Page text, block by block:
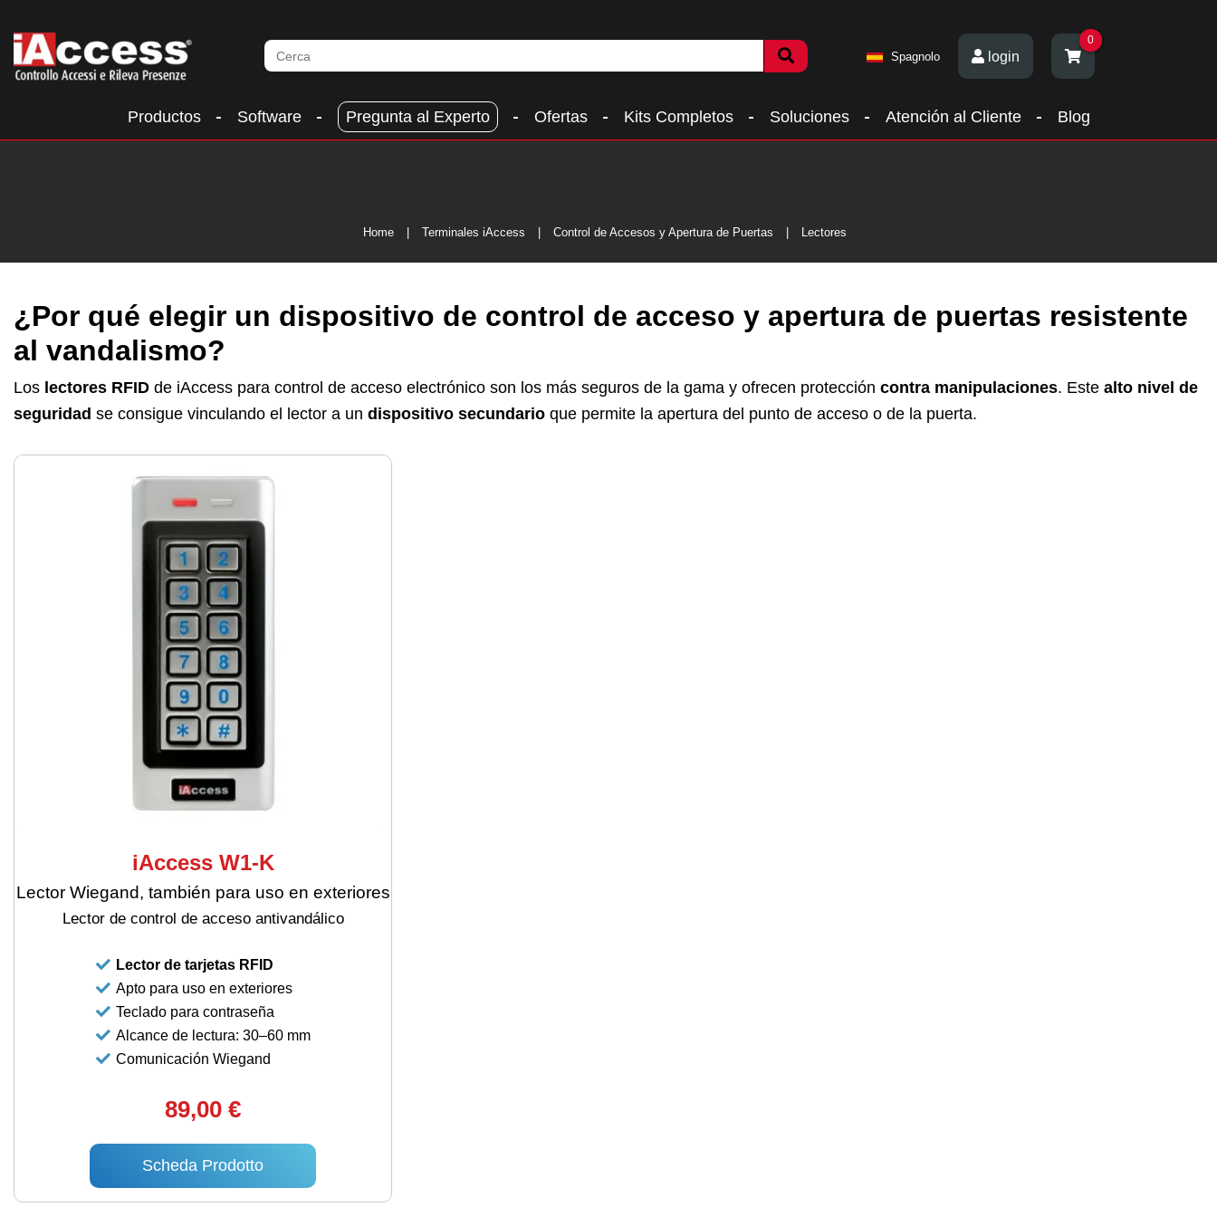
Spagnolo login
0
Productos Software Pregunta al Experto Ofertas Kits Completos Soluciones Atención al Cliente Blog
Home Terminales iAccess Control de Accesos y Apertura de Puertas Lectores
¿Por qué elegir un dispositivo de control de acceso y apertura de puertas resistente
al vandalismo?
Los lectores RFID de iAccess para control de acceso electrónico son los más seguros de la gama y ofrecen protección contra manipulaciones. Este alto nivel de
seguridad se consigue vinculando el lector a un dispositivo secundario que permite la apertura del punto de acceso o de la puerta.
iAccess W1-K
Lector Wiegand, también para uso en exteriores
Lector de control de acceso antivandálico
Lector de tarjetas RFID
Apto para uso en exteriores
Teclado para contraseña
Alcance de lectura: 30–60 mm
Comunicación Wiegand
89,00 €
Scheda Prodotto